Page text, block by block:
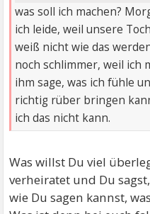
was soll ich machen?
ich leide, weil unsere
weiß nicht wie das
noch schlimmer, weil ich
ihm sage, was ich fühle
richtig rüber bringen
ich das nicht kann.
Was willst Du viel
verheiratet und Du
wie Du sagen kannst,